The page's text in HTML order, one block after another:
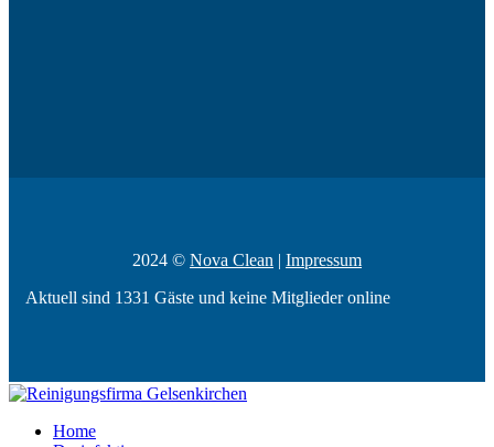
2024 © Nova Clean | Impressum
Aktuell sind 1331 Gäste und keine Mitglieder online
Home